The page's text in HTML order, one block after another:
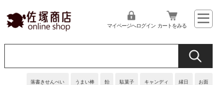
落書きせんべい うまい棒 飴 駄菓子 キャンディ 縁日 お面
マイページへログイン カートをみる